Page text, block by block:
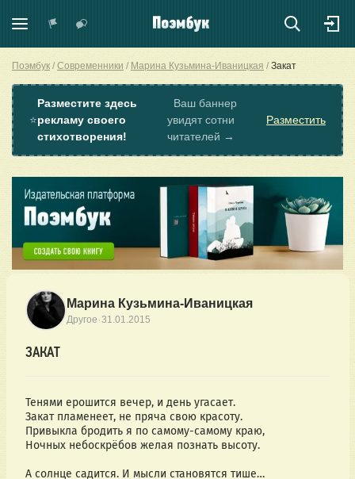
Поэмбук Современники Марина Кузьмина-Иваницкая Закат
⭐
Разместите здесь
рекламу своего
стихотворения!
Ваш баннер
увидят сотни
читателей →
Разместить
Марина Кузьмина-Иваницкая
Другое ·31.01.2015
ЗАКАТ
Тенями ерошится вечер, и день угасает.
Закат пламенеет, не пряча свою красоту.
Привыкла бродить я по самому-самому краю,
Ночных небоскрёбов желая познать высоту.
А солнце садится. И мысли становятся тише…